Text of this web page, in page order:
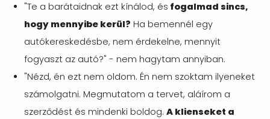
"Te a barátaidnak ezt kínálod, és fogalmad sincs,
hogy mennyibe kerül? Ha bemennél egy
autókereskedésbe, nem érdekelne, mennyit
fogyaszt az autó?" - nem hagytam annyiban.
"Nézd, én ezt nem oldom. Én nem szoktam ilyeneket
számolgatni. Megmutatom a tervet, aláírom a
szerződést és mindenki boldog. A klienseket a